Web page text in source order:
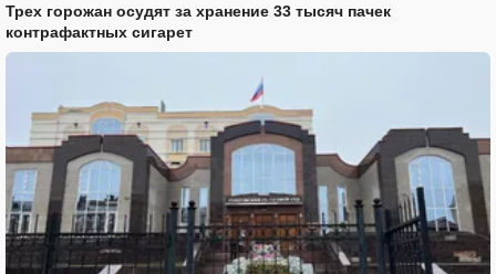
Трех горожан осудят за хранение 33 тысяч пачек
контрафактных сигарет